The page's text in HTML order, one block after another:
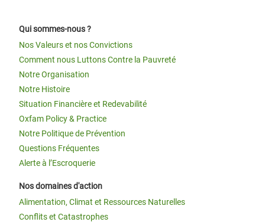
Qui sommes-nous ?
Nos Valeurs et nos Convictions
Comment nous Luttons Contre la Pauvreté
Notre Organisation
Notre Histoire
Situation Financière et Redevabilité
Oxfam Policy & Practice
Notre Politique de Prévention
Questions Fréquentes
Alerte à l’Escroquerie
Nos domaines d'action
Alimentation, Climat et Ressources Naturelles
Conflits et Catastrophes